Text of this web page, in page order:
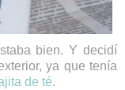
bien. Y decidí
ya que tenía
de té.